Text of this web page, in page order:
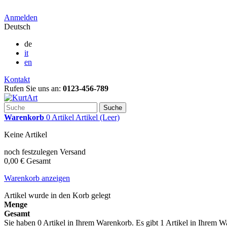
Anmelden
Deutsch
de
it
en
Kontakt
Rufen Sie uns an: 0123-456-789
Suche
Warenkorb 0 Artikel Artikel (Leer)
Keine Artikel
noch festzulegen Versand
0,00 € Gesamt
Warenkorb anzeigen
Artikel wurde in den Korb gelegt
Menge
Gesamt
Sie haben 0 Artikel in Ihrem Warenkorb. Es gibt 1 Artikel in Ihrem